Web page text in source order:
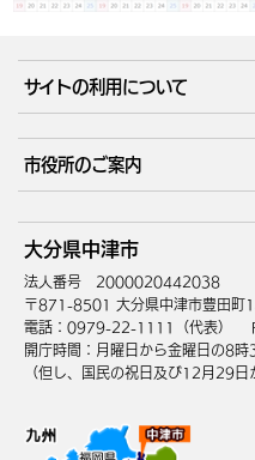
サイトの利用について
サイトマップ
市役所のご案内
庁舎地図
中津市へのアクセス
大分県中津市
法人番号 2000020442038
〒871-8501 大分県中津市豊田町
電話：0979-22-1111（代表）
開庁時間：月曜日から金曜日の8
（但し、国民の祝日及び12月29日